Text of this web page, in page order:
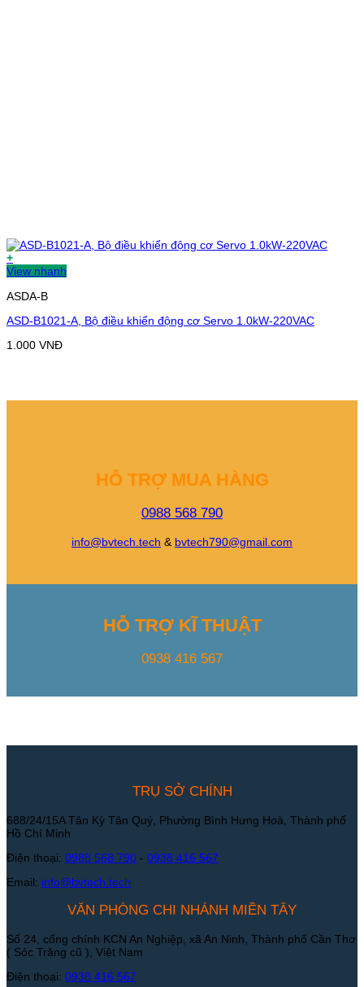
+
View nhanh
ASDA-B
ASD-B1021-A, Bộ điều khiển động cơ Servo 1.0kW-220VAC
1.000 VNĐ
HỖ TRỢ MUA HÀNG
0988 568 790
info@bvtech.tech & bvtech790@gmail.com
HỖ TRỢ KĨ THUẬT
0938 416 567
TRỤ SỞ CHÍNH
688/24/15A Tân Kỳ Tân Quý, Phường Bình Hưng Hoà, Thành phố
Hồ Chí Minh
Điện thoại: 0988 568 790 - 0938 416 567
Email: info@bvtech.tech
VĂN PHÒNG CHI NHÁNH MIỀN TÂY
Số 24, cổng chính KCN An Nghiệp, xã An Ninh, Thành phố Cần Thơ
( Sóc Trăng cũ ), Việt Nam
Điện thoại: 0938 416 567